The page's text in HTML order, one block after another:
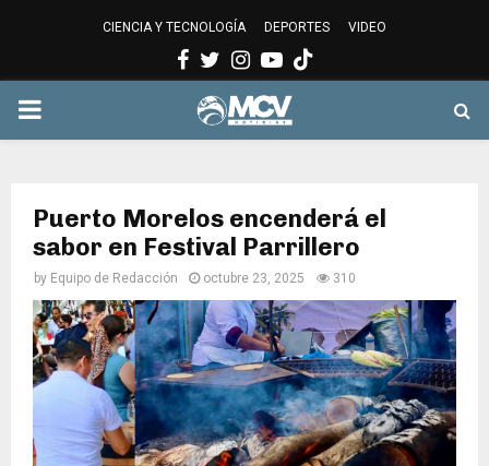
CIENCIA Y TECNOLOGÍA DEPORTES VIDEO
Facebook
Twitter
Instagram
Youtube
PRIMARY
Puerto Morelos encenderá el
sabor en Festival Parrillero
by Equipo de Redacción octubre 23, 2025 310